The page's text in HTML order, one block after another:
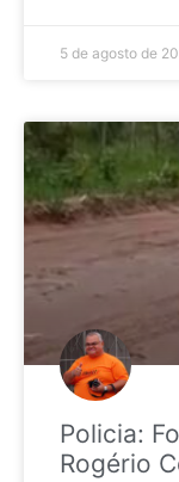
5 de agosto de
Policia:
Rogério